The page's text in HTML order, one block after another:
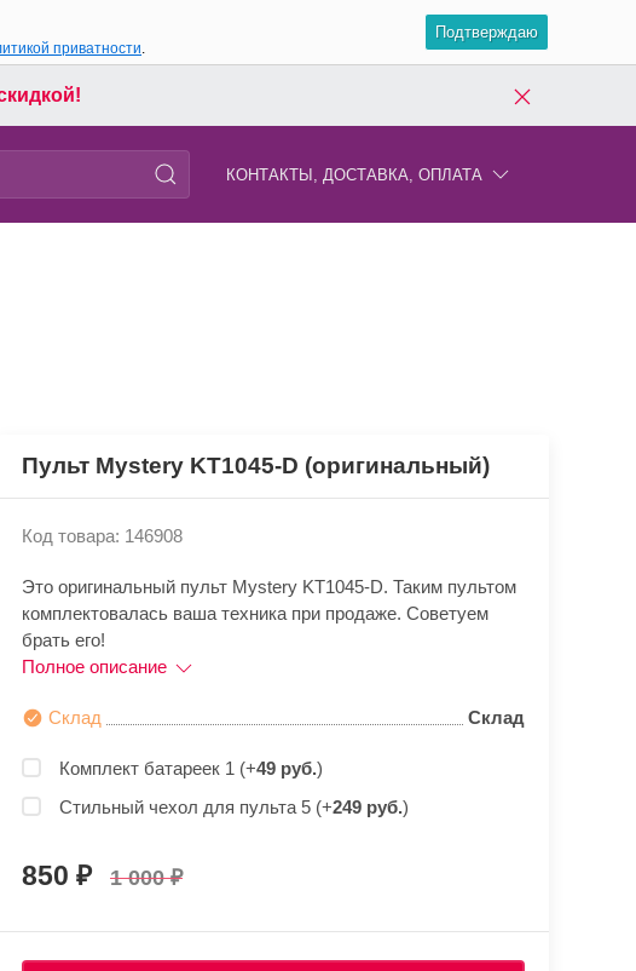
приватности.
Подтверждаю
КОНТАКТЫ, ДОСТАВКА, ОПЛАТА
Пульт Mystery KT1045-D (оригинальный)
Код товара: 146908
Это оригинальный пульт Mystery KT1045-D. Таким пультом
комплектовалась ваша техника при продаже. Советуем
брать его!
Полное описание
Склад Склад
Комплект батареек 1 (+49 руб.)
Стильный чехол для пульта 5 (+249 руб.)
850 1 000